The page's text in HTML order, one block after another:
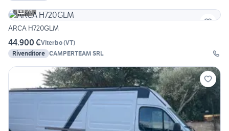
28
ARCA H720GLM
44.900 €Viterbo(VT)
Rivenditore CAMPERTEAM SRL